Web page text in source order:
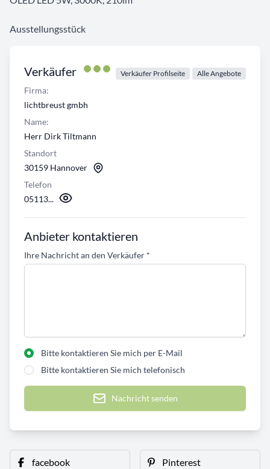
Verkäufer Verkäufer Profilseite Alle Angebote
Firma:
lichtbreust gmbh
Name:
Herr Dirk Tiltmann
Standort
30159 Hannover
Telefon
05113...
Anbieter kontaktieren
Ihre Nachricht an den Verkäufer *
Bitte kontaktieren Sie mich per E-Mail
Bitte kontaktieren Sie mich telefonisch
Nachricht senden
Ausstellungsstück
facebook Pinterest